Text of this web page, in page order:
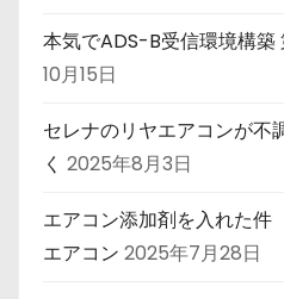
本気でADS-B受信環境構
10月15日
セレナのリヤエアコンが不
く 2025年8月3日
エアコン添加剤を入れた
エアコン 2025年7月28日